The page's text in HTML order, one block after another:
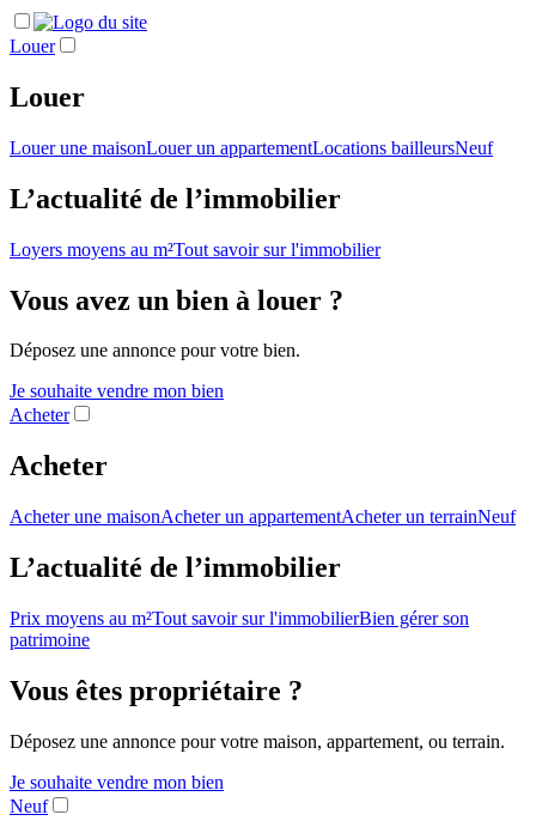
Louer
Louer
Louer une maisonLouer un appartementLocations bailleursNeuf
L’actualité de l’immobilier
Loyers moyens au m²Tout savoir sur l'immobilier
Vous avez un bien à louer ?
Déposez une annonce pour votre bien.
Je souhaite vendre mon bien
Acheter
Acheter
Acheter une maisonAcheter un appartementAcheter un terrainNeuf
L’actualité de l’immobilier
Prix moyens au m²Tout savoir sur l'immobilierBien gérer son
patrimoine
Vous êtes propriétaire ?
Déposez une annonce pour votre maison, appartement, ou terrain.
Je souhaite vendre mon bien
Neuf